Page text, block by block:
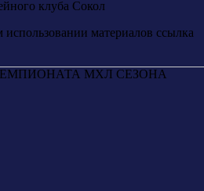
клуба Сокол
материалов ссылка
МХЛ СЕЗОНА